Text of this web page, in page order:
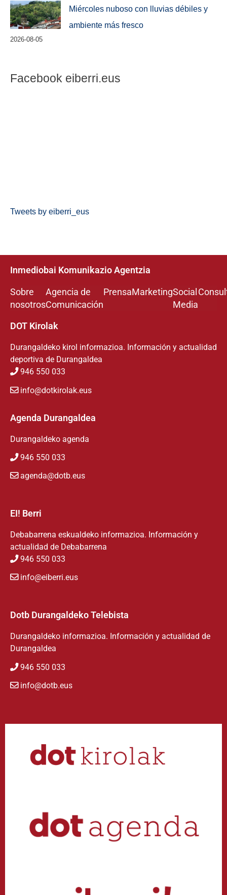
Miércoles nuboso con lluvias débiles y
ambiente más fresco
2026-08-05
Facebook eiberri.eus
Tweets by eiberri_eus
Inmediobai Komunikazio Agentzia
Sobre
nosotros
Agencia de
Comunicación
PrensaMarketingSocial
Media
DOT Kirolak
Durangaldeko kirol informazioa. Información y actualidad
deportiva de Durangaldea
946 550 033
info@dotkirolak.eus
Agenda Durangaldea
Durangaldeko agenda
946 550 033
agenda@dotb.eus
EI! Berri
Debabarrena eskualdeko informazioa. Información y
actualidad de Debabarrena
946 550 033
info@eiberri.eus
Dotb Durangaldeko Telebista
Durangaldeko informazioa. Información y actualidad de
Durangaldea
946 550 033
info@dotb.eus